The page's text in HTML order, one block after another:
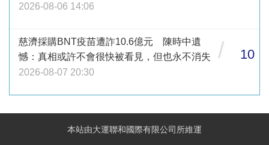
2026-08-06 14:06
慈濟採購BNT疫苗遭詐10.6億元 陳時中遺
憾：真相或許不會很快被看見，但也永不消失
2026-08-07 20:30
/ 10
本站由大運聯和國際有限公司所維運